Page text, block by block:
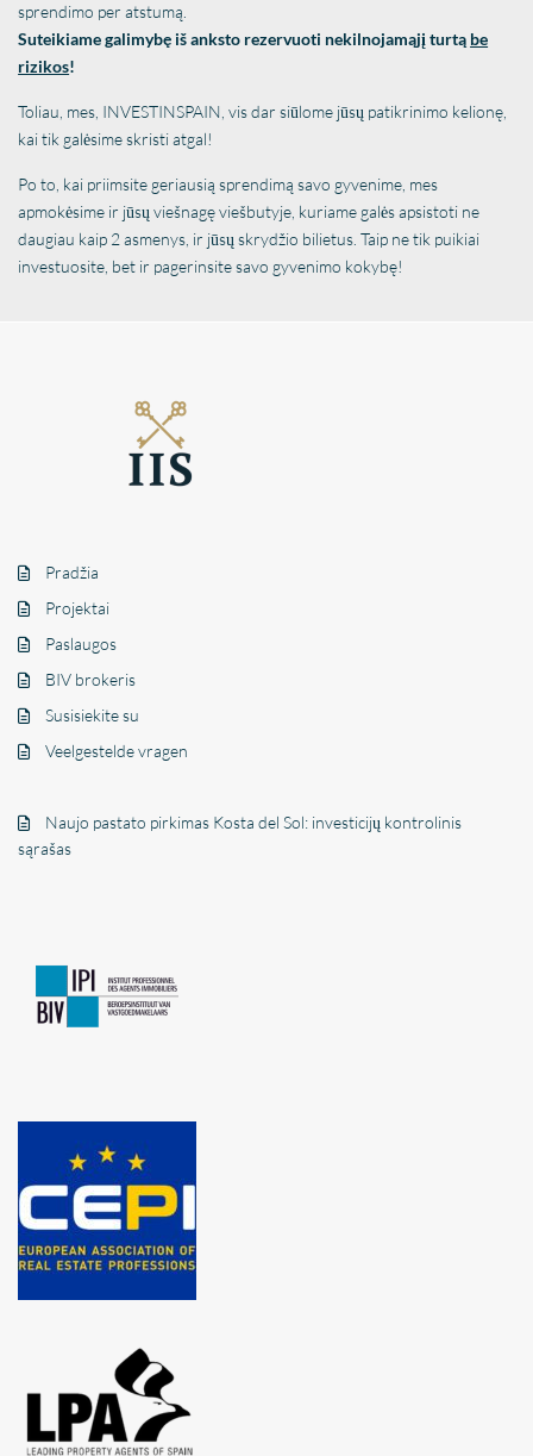
sprendimo per atstumą.
Suteikiame galimybę iš anksto rezervuoti nekilnojamąjį turtą be
rizikos!
Toliau, mes, INVESTINSPAIN, vis dar siūlome jūsų patikrinimo kelionę,
kai tik galėsime skristi atgal!
Po to, kai priimsite geriausią sprendimą savo gyvenime, mes
apmokėsime ir jūsų viešnagę viešbutyje, kuriame galės apsistoti ne
daugiau kaip 2 asmenys, ir jūsų skrydžio bilietus. Taip ne tik puikiai
investuosite, bet ir pagerinsite savo gyvenimo kokybę!
Pradžia
Projektai
Paslaugos
BIV brokeris
Susisiekite su
Veelgestelde vragen
Naujo pastato pirkimas Kosta del Sol: investicijų kontrolinis
sąrašas